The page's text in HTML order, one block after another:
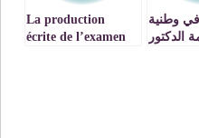
وطنية
الدكتور
La production
écrite de l’examen